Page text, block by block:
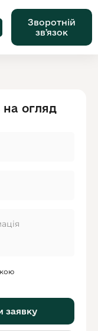
Зворотній
звʼязок
на огляд
заявку